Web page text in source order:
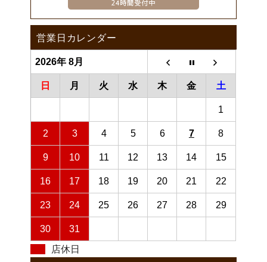
営業日カレンダー
2026年 8月
日 月 火 水 木 金 土
1
2 3 4 5 6 7 8
9 10 11 12 13 14 15
16 17 18 19 20 21 22
23 24 25 26 27 28 29
30
31
店休日